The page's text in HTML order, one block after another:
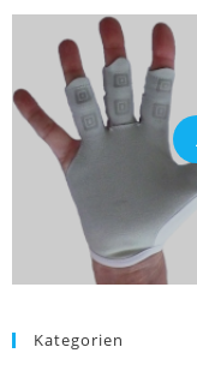
Kategorien